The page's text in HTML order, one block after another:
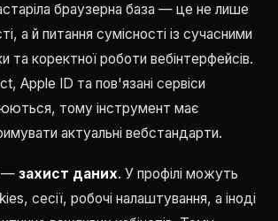
браузерна база — це не лише
а й питання сумісності із сучасними
та коректної роботи вебінтерфейсів.
Apple ID та пов'язані сервіси
тому інструмент має
актуальні вебстандарти.
— захист даних. У профілі можуть
сесії, робочі налаштування, а іноді